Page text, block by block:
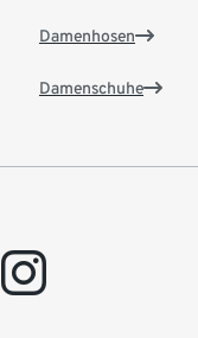
Damenhosen
Damenschuhe
instagram